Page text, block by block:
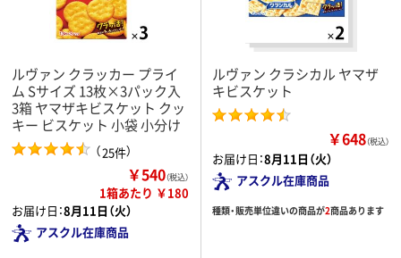
ルヴァン クラッカー プライ
ム Sサイズ 13枚×3パック入
3箱 ヤマザキビスケット クッ
キー ビスケット 小袋 小分け
（25件）
￥540（税込）
1箱あたり ￥180
お届け日：8月11日（火）
アスクル在庫商品
ルヴァン クラシカル ヤマザ
キビスケット
￥648（税込）
お届け日：8月11日（火）
アスクル在庫商品
種類・販売単位違いの商品が2商品あります